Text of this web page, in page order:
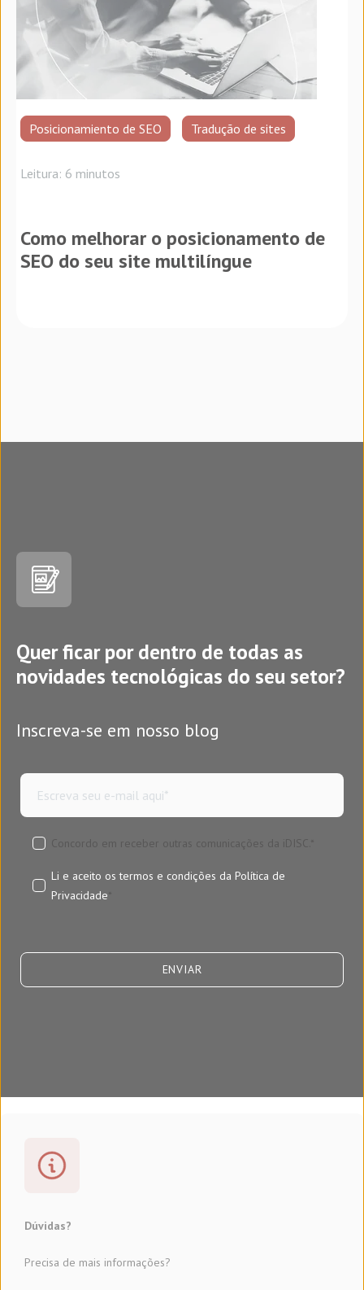
Posicionamiento de SEO Tradução de sites
Leitura: 6 minutos
Como melhorar o posicionamento de
SEO do seu site multilíngue
Quer ficar por dentro de todas as
novidades tecnológicas do seu setor?
Inscreva-se em nosso blog
Concordo em receber outras comunicações da iDISC. *
Li e aceito os termos e condições da Política de
Privacidade*
Dúvidas?
Precisa de mais informações?